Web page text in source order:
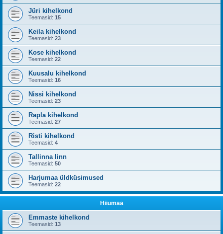
Jüri kihelkond
Teemasid: 15
Keila kihelkond
Teemasid: 23
Kose kihelkond
Teemasid: 22
Kuusalu kihelkond
Teemasid: 16
Nissi kihelkond
Teemasid: 23
Rapla kihelkond
Teemasid: 27
Risti kihelkond
Teemasid: 4
Tallinna linn
Teemasid: 50
Harjumaa üldküsimused
Teemasid: 22
Hiiumaa
Emmaste kihelkond
Teemasid: 13